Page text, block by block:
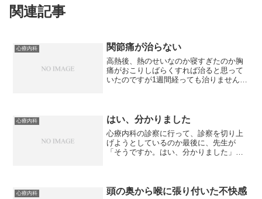
関連記事
心療内科 関節痛が治らない
高熱後、熱のせいなのか寝すぎたのか胸
痛がおこりしばらくすれば治ると思って
いたのですが1週間経っても治りません。
せいなのか、股関節も腫...
心療内科 はい、分かりました
心療内科の診察に行って、診察を切り上
げようとしているのか最後に、先生が
「そうですか。はい、分かりました」と
は、診察時に「前回の診察から...
心療内科 頭の奥から喉に張り付いた不快感